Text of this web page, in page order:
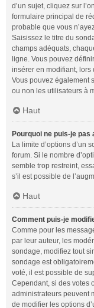
d’un sujet, cliquez sur
formulaire principal de
probable que vous
Saisissez le titre du
champs adéquats,
ligne. Vous pouvez
insérer en modifiant, lors
Vous pouvez également
ou non les utilisateurs à
Haut
Pourquoi ne puis-je pas
La limite d’options d’un
forum. Si le nombre
semble trop restreint,
s’il est possible de
Haut
Comment puis-je
Comme pour les
par leur auteur, les
sondage, modifiez tout
sondage est
voté, il est possible de
Cependant, si des votes
administrateurs peuvent
de modifier les options